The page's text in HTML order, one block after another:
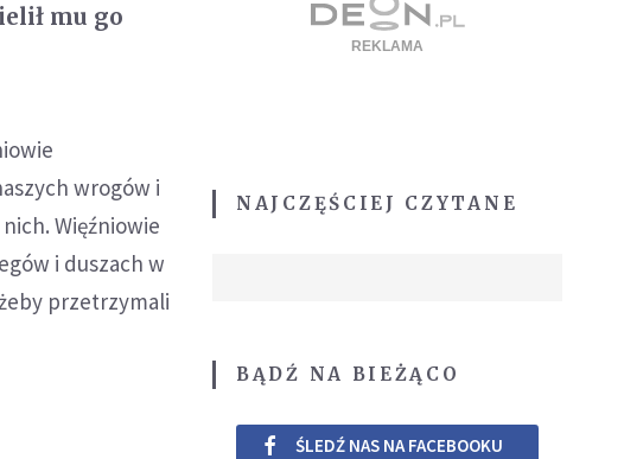
mu go
wrogów i
Więźniowie
i duszach w
przetrzymali
NAJCZĘŚCIEJ CZYTANE
BĄDŹ NA BIEŻĄCO
ŚLEDŹ NAS NA FACEBOOKU